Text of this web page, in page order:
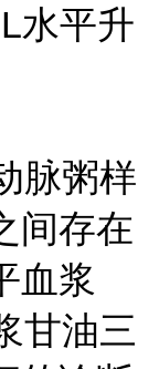
水平升
脉粥样
间存在
血浆
甘油三